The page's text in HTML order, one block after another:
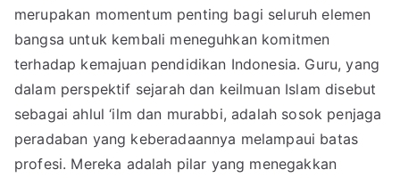
dan
Spirit
Pengabdian
dalam
Hari
Guru
Nasional
merupakan momentum penting bagi seluruh elemen
bangsa untuk kembali meneguhkan komitmen
terhadap kemajuan pendidikan Indonesia. Guru, yang
dalam perspektif sejarah dan keilmuan Islam disebut
sebagai ahlul ‘ilm dan murabbi, adalah sosok penjaga
peradaban yang keberadaannya melampaui batas
profesi. Mereka adalah pilar yang menegakkan